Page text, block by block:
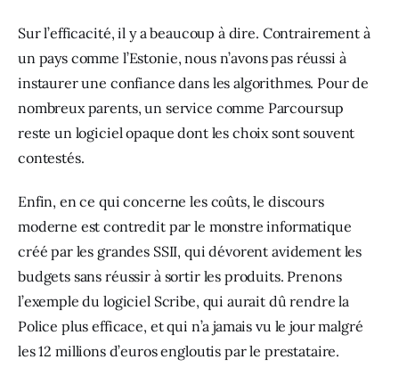
Sur l’efficacité, il y a beaucoup à dire. Contrairement à
un pays comme l’Estonie, nous n’avons pas réussi à
instaurer une confiance dans les algorithmes. Pour de
nombreux parents, un service comme Parcoursup
reste un logiciel opaque dont les choix sont souvent
contestés.
Enfin, en ce qui concerne les coûts, le discours
moderne est contredit par le monstre informatique
créé par les grandes SSII, qui dévorent avidement les
budgets sans réussir à sortir les produits. Prenons
l’exemple du logiciel Scribe, qui aurait dû rendre la
Police plus efficace, et qui n’a jamais vu le jour malgré
les 12 millions d’euros engloutis par le prestataire.